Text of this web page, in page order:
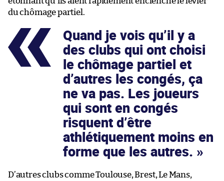
du chômage partiel.
Quand je vois qu’il y a
des clubs qui ont choisi
le chômage partiel et
d’autres les congés, ça
ne va pas. Les joueurs
qui sont en congés
risquent d’être
athlétiquement moins en
forme que les autres.
D’autres clubs comme Toulouse, Brest, Le Mans,